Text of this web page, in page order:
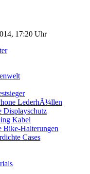
17:20 Uhr
LederhÃ¼llen
Displayschutz
Kabel
Bike-Halterungen
Cases